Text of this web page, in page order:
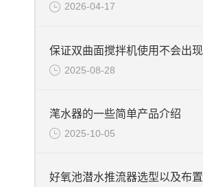
2026-04-17
2025-08-28
滗水器的一些简单产品介绍
2025-10-05